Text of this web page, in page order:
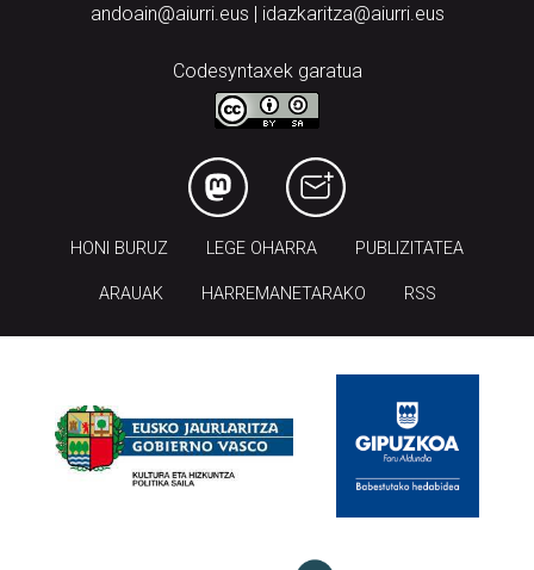
andoain@aiurri.eus | idazkaritza@aiurri.eus
Codesyntaxek garatua
HONI BURUZ LEGE OHARRA PUBLIZITATEA
ARAUAK HARREMANETARAKO RSS